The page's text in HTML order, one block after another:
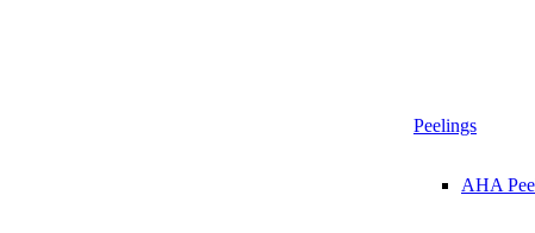
Peelings
AHA